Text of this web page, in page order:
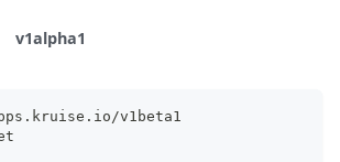
v1alpha1
v1beta1